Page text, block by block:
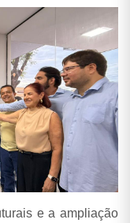
e a ampliação